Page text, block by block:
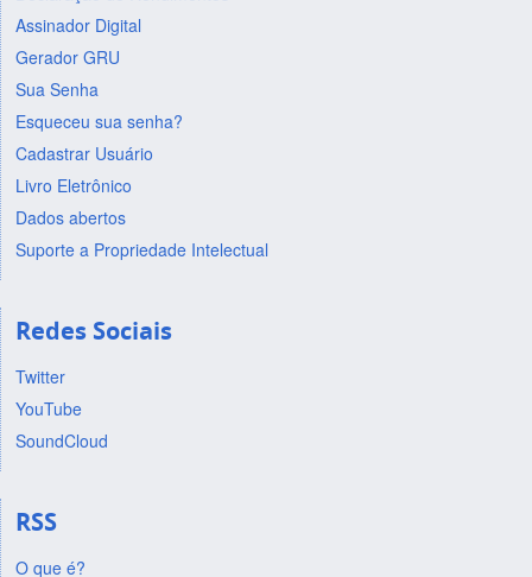
Assinador Digital
Gerador GRU
Sua Senha
Esqueceu sua senha?
Cadastrar Usuário
Livro Eletrônico
Dados abertos
Suporte a Propriedade Intelectual
Redes Sociais
Twitter
YouTube
SoundCloud
RSS
O que é?